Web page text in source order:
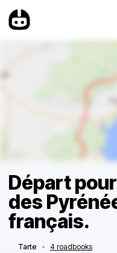
Départ
des
français.
Tarte • 4 roadbooks